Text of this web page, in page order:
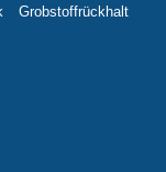
Grobstoffrückhalt